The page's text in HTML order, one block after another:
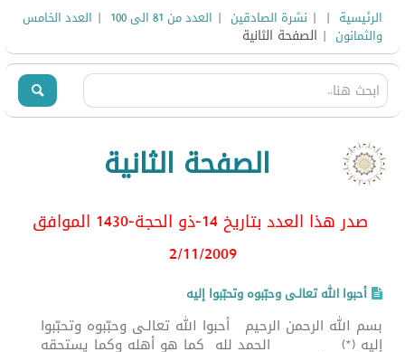
الرئيسية |
| نشرة الصادقين | العدد من 81 الى 100 | العدد الخامس
والثمانون | الصفحة الثانية
الصفحة الثانية
صدر هذا العدد بتاريخ 14-ذو الحجة-1430 الموافق
2/11/2009
أحبوا الله تعالـى وحبّبوه وتحبّبوا إليه
بسم الله الرحمن الرحيم أحبوا الله تعالـى وحبّبوه وتحبّبوا
إليه (*) الحمد لله كما هو أهله وكما يستحقه